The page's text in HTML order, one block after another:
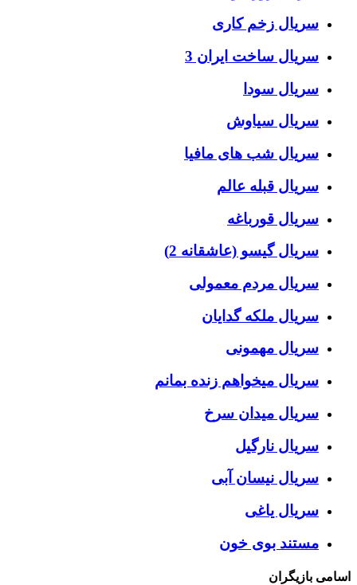
سریال زخم کاری
سریال ساخت ایران 3
سریال سودا
سریال سیاوش
سریال شب های مافیا
سریال قبله عالم
سریال قورباغه
سریال گیسو (عاشقانه 2)
سریال مردم معمولی
سریال ملکه گدایان
سریال مهمونی
سریال میخواهم زنده بمانم
سریال میدان سرخ
سریال نارگیل
سریال نیسان آبی
سریال یاغی
مستند بوی خون
اسامی بازیگران